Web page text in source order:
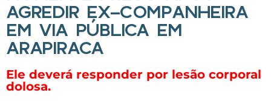
AGREDIR EX-COMPANHEIRA
EM VIA PÚBLICA EM
ARAPIRACA
Ele deverá responder por lesão corporal
dolosa.